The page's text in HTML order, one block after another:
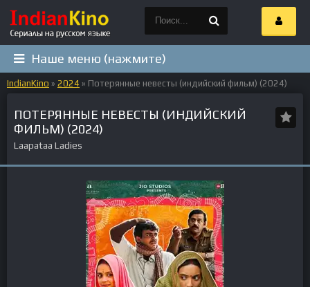
Наше меню (нажмите)
IndianKino » 2024 » Потерянные невесты (индийский фильм) (2024)
ПОТЕРЯННЫЕ НЕВЕСТЫ (ИНДИЙСКИЙ
ФИЛЬМ) (2024)
Laapataa Ladies